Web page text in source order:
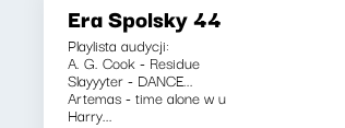
Era Spolsky 44
Playlista audycji:
A. G. Cook - Residue
Slayyyter - DANCE...
Artemas - time alone w u
Harry...